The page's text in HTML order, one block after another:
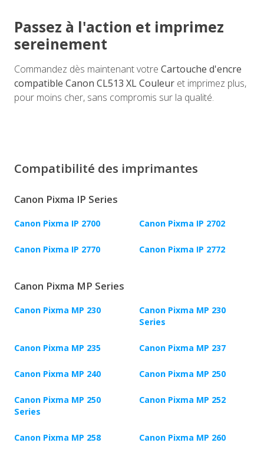
Passez à l'action et imprimez
sereinement
Commandez dès maintenant votre Cartouche d'encre
compatible Canon CL513 XL Couleur et imprimez plus,
pour moins cher, sans compromis sur la qualité.
Compatibilité des imprimantes
Canon Pixma IP Series
Canon Pixma IP 2700 Canon Pixma IP 2702
Canon Pixma IP 2770 Canon Pixma IP 2772
Canon Pixma MP Series
Canon Pixma MP 230
Canon Pixma MP 230
Series
Canon Pixma MP 235 Canon Pixma MP 237
Canon Pixma MP 240 Canon Pixma MP 250
Canon Pixma MP 250
Series
Canon Pixma MP 252
Canon Pixma MP 258 Canon Pixma MP 260